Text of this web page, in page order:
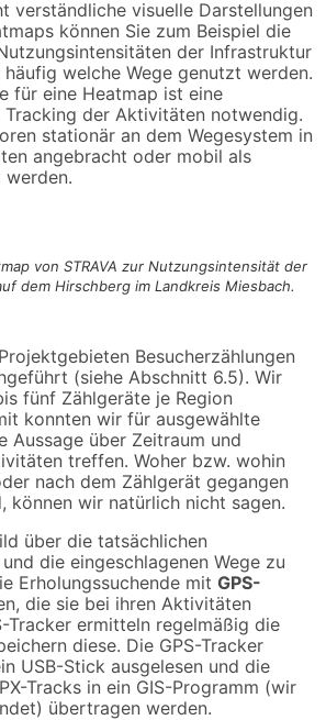
verständliche visuelle Darstellungen
können Sie zum Beispiel die
der Infrastruktur
welche Wege genutzt werden.
für eine Heatmap ist eine
der Aktivitäten notwendig.
stationär an dem Wegesystem in
angebracht oder mobil als
von STRAVA zur Nutzungsintensität der
dem Hirschberg im Landkreis Miesbach.
Besucherzählungen
(siehe Abschnitt 6.5). Wir
fünf Zählgeräte je Region
konnten wir für ausgewählte
Aussage über Zeitraum und
treffen. Woher bzw. wohin
nach dem Zählgerät gegangen
können wir natürlich nicht sagen.
über die tatsächlichen
die eingeschlagenen Wege zu
Erholungssuchende mit GPS-
die sie bei ihren Aktivitäten
Tracker ermitteln regelmäßig die
diese. Die GPS-Tracker
USB-Stick ausgelesen und die
Tracks in ein GIS-Programm (wir
übertragen werden.